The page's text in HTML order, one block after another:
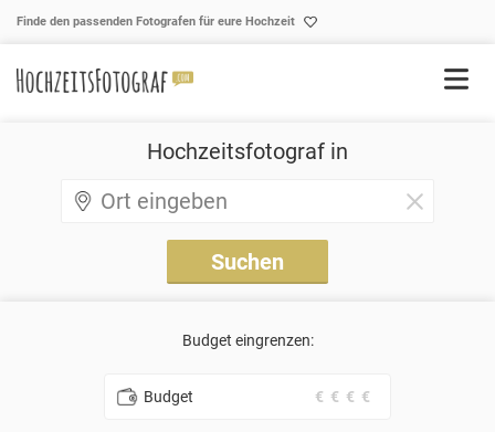
Finde den passenden Fotografen für eure Hochzeit
Hochzeitsfotograf in
Budget eingrenzen:
Budget € € € €